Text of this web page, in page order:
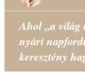
Ahol „a világ
nyári
keresztény